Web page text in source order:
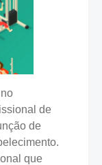
de
de
que